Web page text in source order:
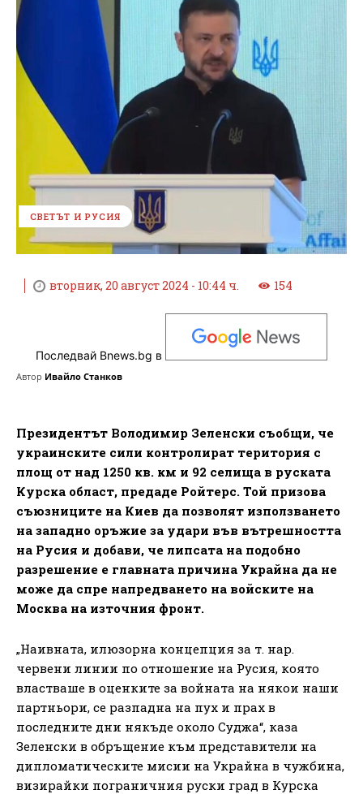
СВЕТЪТ И РУСИЯ
вторник, 20 август 2024 - 10:44 ч. 154
Последвай Bnews.bg в
Автор Ивайло Станков
Президентът Володимир Зеленски съобщи, че
украинските сили контролират територия с
площ от над 1250 кв. км и 92 селища в руската
Курска област, предаде Ройтерс. Той призова
съюзниците на Киев да позволят използването
на западно оръжие за удари във вътрешността
на Русия и добави, че липсата на подобно
разрешение е главната причина Украйна да не
може да спре напредването на войските на
Москва на източния фронт.
„Наивната, илюзорна концепция за т. нар.
червени линии по отношение на Русия, която
властваше в оценките за войната на някои наши
партньори, се разпадна на пух и прах в
последните дни някъде около Суджа“, каза
Зеленски в обръщение към представители на
дипломатическите мисии на Украйна в чужбина,
визирайки пограничния руски град в Курска